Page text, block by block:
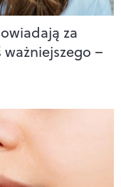
za
–